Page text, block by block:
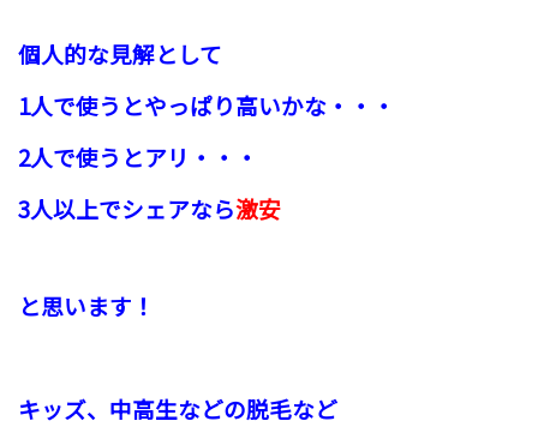
個人的な見解として
1人で使うとやっぱり高いかな・・・
2人で使うとアリ・・・
3人以上でシェアなら激安
と思います！
キッズ、中高生などの脱毛など